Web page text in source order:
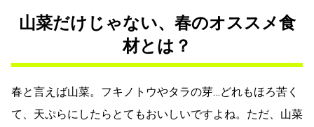
山菜だけじゃない、春のオススメ食
材とは？
春と言えば山菜。フキノトウやタラの芽…どれもほろ苦く
て、天ぷらにしたらとてもおいしいですよね。ただ、山菜